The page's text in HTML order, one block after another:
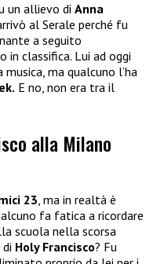
un allievo di Anna
al Serale perché fu
a seguito
in classifica. Lui ad oggi
ma qualcuno l’ha
E no, non era tra il
alla Milano
23 , ma in realtà è
fa fatica a ricordare
scuola nella scorsa
Holy Francisco? Fu